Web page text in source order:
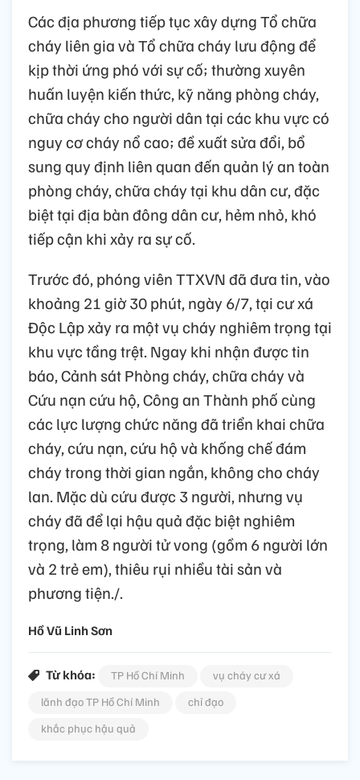
Các địa phương tiếp tục xây dựng Tổ chữa
cháy liên gia và Tổ chữa cháy lưu động để
kịp thời ứng phó với sự cố; thường xuyên
huấn luyện kiến thức, kỹ năng phòng cháy,
chữa cháy cho người dân tại các khu vực có
nguy cơ cháy nổ cao; đề xuất sửa đổi, bổ
sung quy định liên quan đến quản lý an toàn
phòng cháy, chữa cháy tại khu dân cư, đặc
biệt tại địa bàn đông dân cư, hẻm nhỏ, khó
tiếp cận khi xảy ra sự cố.
Trước đó, phóng viên TTXVN đã đưa tin, vào
khoảng 21 giờ 30 phút, ngày 6/7, tại cư xá
Độc Lập xảy ra một vụ cháy nghiêm trọng tại
khu vực tầng trệt. Ngay khi nhận được tin
báo, Cảnh sát Phòng cháy, chữa cháy và
Cứu nạn cứu hộ, Công an Thành phố cùng
các lực lượng chức năng đã triển khai chữa
cháy, cứu nạn, cứu hộ và khống chế đám
cháy trong thời gian ngắn, không cho cháy
lan. Mặc dù cứu được 3 người, nhưng vụ
cháy đã để lại hậu quả đặc biệt nghiêm
trọng, làm 8 người tử vong (gồm 6 người lớn
và 2 trẻ em), thiêu rụi nhiều tài sản và
phương tiện./.
Hồ Vũ Linh Sơn
Từ khóa: TP Hồ Chí Minh
vụ cháy cư xá
lãnh đạo TP Hồ Chí Minh
chỉ đạo
khắc phục hậu quả